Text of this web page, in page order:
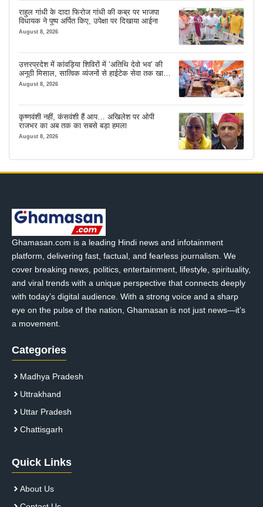
राहुल गांधी के दादा फिरोज गांधी की कब्र पर भाजपा
विधायक ने पुष्प अर्पित किए, उपेक्षा पर दिखाया आईना
August 8, 2026
उत्तरप्रदेश में कांवड़िया शिविरों में ‘अतिथि देवो भव’ की
अनूठी मिसाल, सात्विक व्यंजनों से हाईटेक सेवा तक खास
इंतजाम
August 8, 2026
कृष्णवंशी नहीं, कंसवंशी हैं आप… अखिलेश पर ओपी
राजभर का अब तक का सबसे बड़ा हमला
August 8, 2026
Ghamasan.com is a leading Hindi news and infotainment
platform, delivering fast, factual, and fearless journalism. We
cover breaking news, politics, entertainment, lifestyle, spirituality,
and viral trends with a unique perspective that connects deeply
with today’s digital audience. With a strong voice and a sharp
eye on the pulse of the nation, Ghamasan is not just news—it’s
a movement.
Categories
Madhya Pradesh
Uttrakhand
Uttar Pradesh
Chattisgarh
Quick Links
About Us